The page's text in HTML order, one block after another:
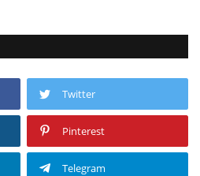
Twitter
Pinterest
Telegram